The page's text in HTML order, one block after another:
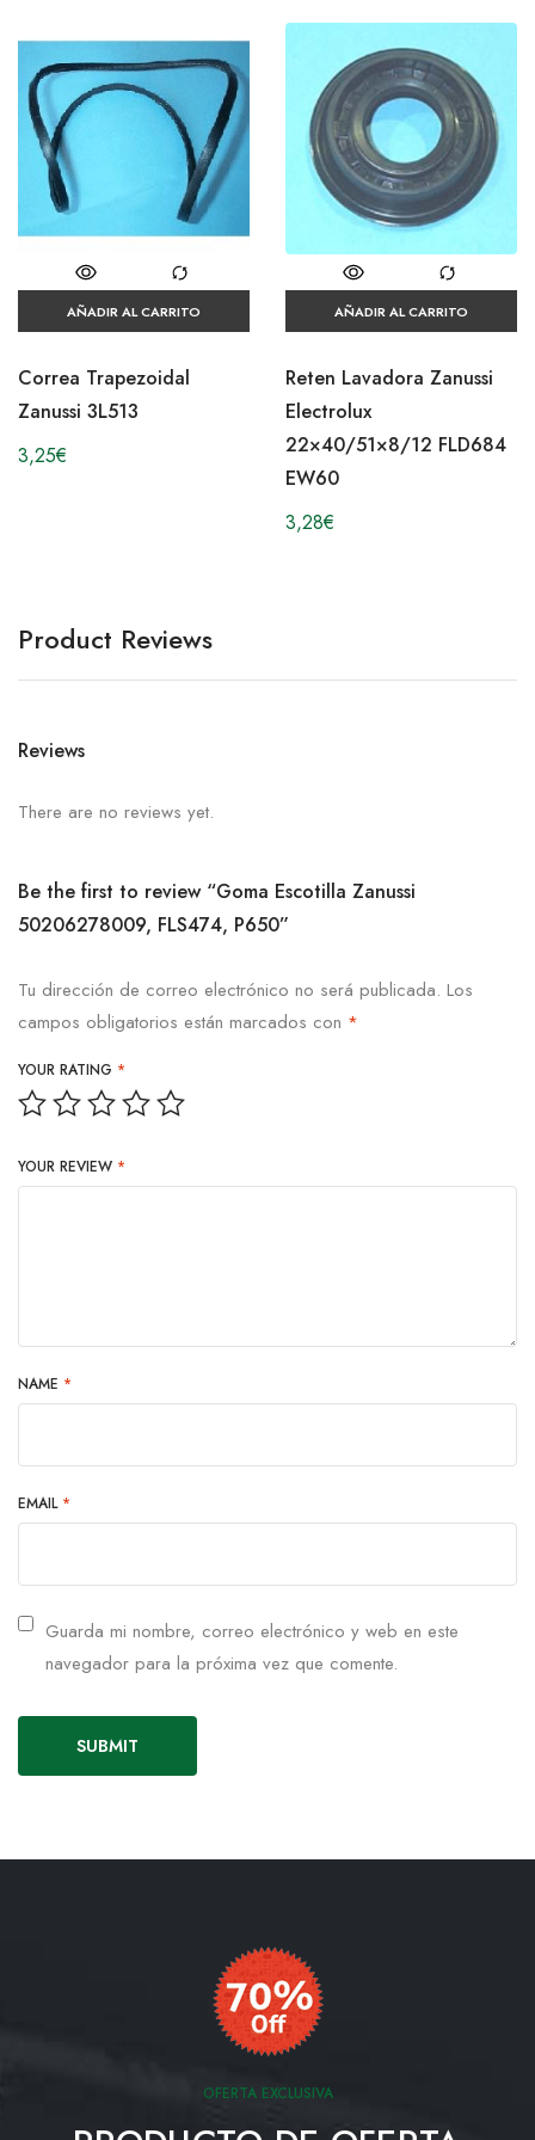
AÑADIR AL CARRITO
Correa Trapezoidal
Zanussi 3L513
3,25€
AÑADIR AL CARRITO
Reten Lavadora Zanussi
Electrolux
22×40/51×8/12 FLD684
EW60
3,28€
Product Reviews
Reviews
There are no reviews yet.
Be the first to review “Goma Escotilla Zanussi
50206278009, FLS474, P650”
Tu dirección de correo electrónico no será publicada. Los
campos obligatorios están marcados con *
YOUR RATING *
YOUR REVIEW *
NAME *
EMAIL *
Guarda mi nombre, correo electrónico y web en este
navegador para la próxima vez que comente.
OFERTA EXCLUSIVA